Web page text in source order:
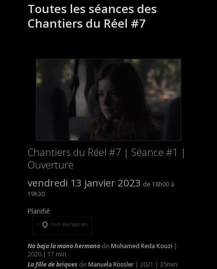
Toutes les séances des
Chantiers du Réel #7
Chantiers du Réel #7 | Séance #1 |
Ouverture
vendredi 13 janvier 2023
18h00
19h30
Planifié
Ouvrir dans l’application
No baja la mano hermanode Mohamed Reda Kouzi|
2020 | 17 min
La fille de briquesde Manuela Rössler| 2021 | 35min